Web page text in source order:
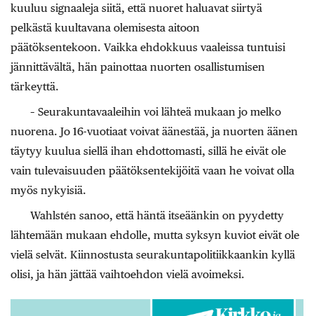
kuuluu signaaleja siitä, että nuoret haluavat siirtyä
pelkästä kuultavana olemisesta aitoon
päätöksentekoon. Vaikka ehdokkuus vaaleissa tuntuisi
jännittävältä, hän painottaa nuorten osallistumisen
tärkeyttä.
– Seurakuntavaaleihin voi lähteä mukaan jo melko
nuorena. Jo 16-vuotiaat voivat äänestää, ja nuorten äänen
täytyy kuulua siellä ihan ehdottomasti, sillä he eivät ole
vain tulevaisuuden päätöksentekijöitä vaan he voivat olla
myös nykyisiä.
Wahlstén sanoo, että häntä itseäänkin on pyydetty
lähtemään mukaan ehdolle, mutta syksyn kuviot eivät ole
vielä selvät. Kiinnostusta seurakuntapolitiikkaankin kyllä
olisi, ja hän jättää vaihtoehdon vielä avoimeksi.